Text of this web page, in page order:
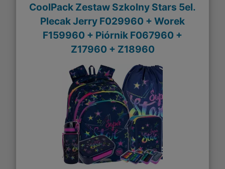
CoolPack Zestaw Szkolny Stars 5el.
Plecak Jerry F029960 + Worek
F159960 + Piórnik F067960 +
Z17960 + Z18960